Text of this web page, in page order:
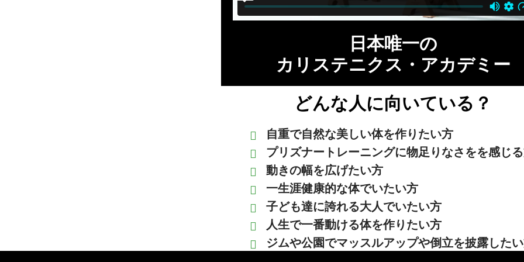
日本唯一の
カリステニクス・アカデミー
どんな人に向いている？
自重で自然な美しい体を作りたい方
プリズナートレーニングに物足りなさをを感じ
動きの幅を広げたい方
一生涯健康的な体でいたい方
子ども達に誇れる大人でいたい方
人生で一番動ける体を作りたい方
ジムや公園でマッスルアップや倒立を披露した